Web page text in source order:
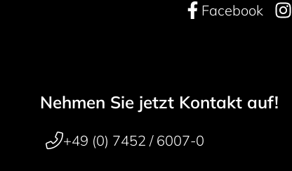
Facebook
50 years
Footer navigation
Nehmen Sie jetzt Kontakt auf!
+49 (0) 7452 / 6007-0